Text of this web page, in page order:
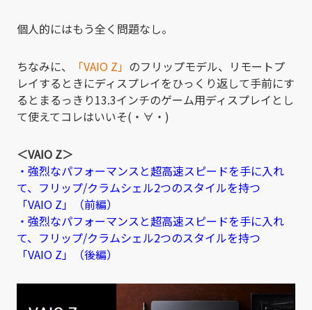
個人的にはもう全く問題なし。
ちなみに、 「VAIO Z」 のフリップモデル、リモートプ
レイするときにディスプレイをひっくり返して手前にす
るとまるっきり13.3インチのゲーム用ディスプレイとし
て使えてコレはいいそ(・∀・)
＜VAIO Z＞
・強烈なパフォーマンスと超高速スピードを手に入れ
て、フリップ/クラムシェル2つのスタイルを持つ
「VAIO Z」（前編）
・強烈なパフォーマンスと超高速スピードを手に入れ
て、フリップ/クラムシェル2つのスタイルを持つ
「VAIO Z」（後編）